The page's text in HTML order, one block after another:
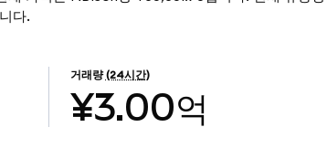
다.
거래량 (24시간)
¥3.00억